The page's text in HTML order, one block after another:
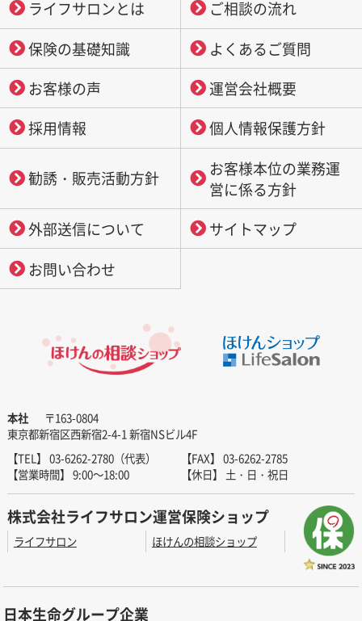
ライフサロンとは
ご相談の流れ
保険の基礎知識
よくあるご質問
お客様の声
運営会社概要
採用情報
個人情報保護方針
勧誘・販売活動方針
お客様本位の業務運
営に係る方針
外部送信について
サイトマップ
お問い合わせ
本社
〒163-0804
東京都新宿区西新宿2-4-1 新宿NSビル4F
【TEL】 03-6262-2780（代表）
【FAX】 03-6262-2785
【営業時間】 9:00～18:00
【休日】 土・日・祝日
株式会社ライフサロン運営保険ショップ
ライフサロン ほけんの相談ショップ
日本生命グループ企業